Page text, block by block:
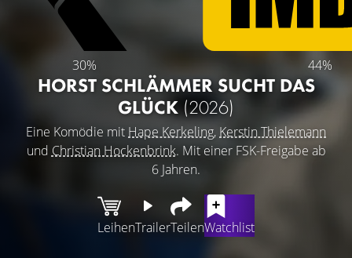
30% 44%
HORST SCHLÄMMER SUCHT DAS
GLÜCK (2026)
Eine Komödie mit Hape Kerkeling, Kerstin Thielemann
und Christian Hockenbrink. Mit einer FSK-Freigabe ab
6 Jahren.
LeihenTrailerTeilenWatchlist